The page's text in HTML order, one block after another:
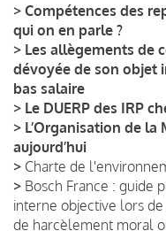
> Compétences des
qui on en parle ?
> Les allègements de
dévoyée de son objet
bas salaire
> Le DUERP des IRP
> L’Organisation de la
aujourd’hui
> Charte de
> Bosch France : guide
interne objective lors
de harcèlement moral